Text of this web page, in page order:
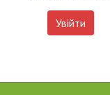
Увійти